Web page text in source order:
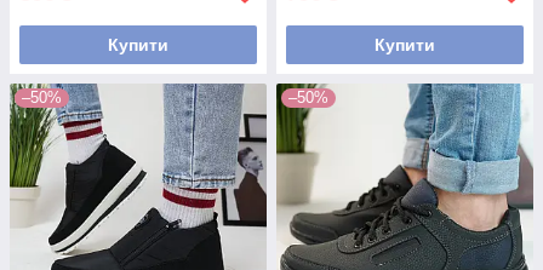
Купити Купити
–50% –50%